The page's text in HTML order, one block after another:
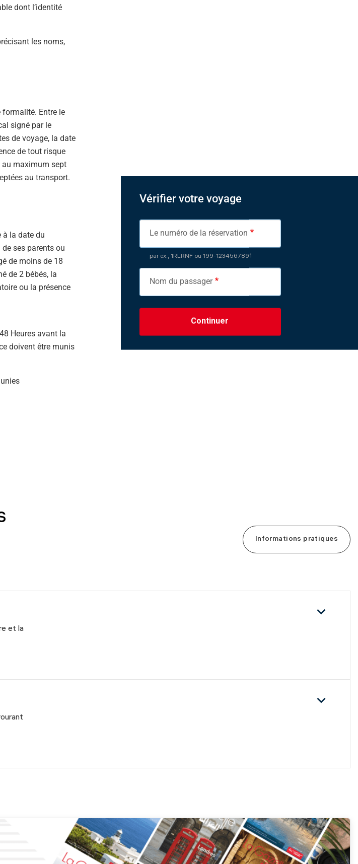
dont l’identité
les noms,
formalité. Entre le
signé par le
de voyage, la date
de tout risque
au maximum sept
au transport.
à la date du
ses parents ou
de moins de 18
de 2 bébés, la
ou la présence
Heures avant la
doivent être munis
Vérifier votre voyage
Le numéro de la réservation
par ex., 1RLRNF ou 199-1234567891
Nom du passager
Continuer
Informations pratiques
et la